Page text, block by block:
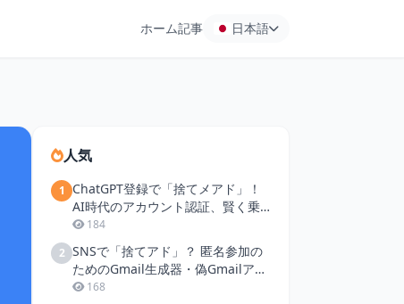
ホーム記事 日本語
人気
1
ChatGPT登録で「捨てメアド」！
AI時代のアカウント認証、賢く乗
り切る方法
184
2 SNSで「捨てアド」？ 匿名参加の
ためのGmail生成器・偽Gmailアド
レス活用術
168